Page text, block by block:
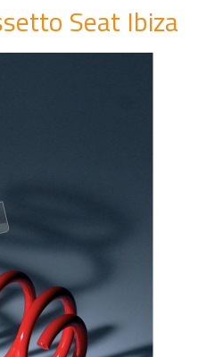
Seat Ibiza